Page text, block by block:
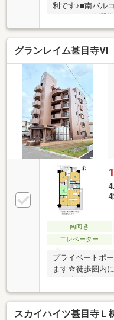
利です♪■南バル
空家につき、即
せ下さい♪■リフ
♪◇◇買替の方、
方、自営業の方
にご相談くだ
密着型不動産 ハ
☆住宅ローン無
グランレイム甚目寺Ⅵ
4
南向き
エレベーター
プライベートポ
ます☆徒歩圏内に
で車約8分なの
です♪
スカイハイツ甚目寺Ｌ